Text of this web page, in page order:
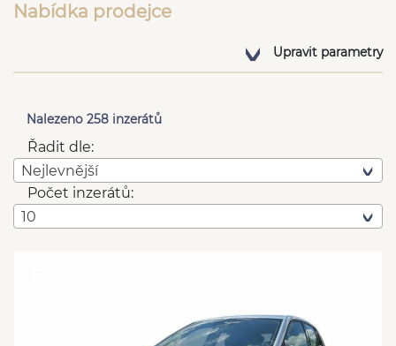
Nabídka prodejce
Upravit parametry
Nalezeno 258 inzerátů
Řadit dle:
Nejlevnější
Počet inzerátů:
10